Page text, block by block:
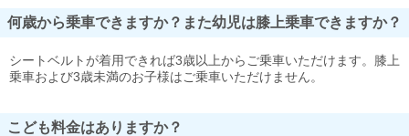
何歳から乗車できますか？また幼児は膝上乗車できますか？
シートベルトが着用できれば3歳以上からご乗車いただけます。膝上
乗車および3歳未満のお子様はご乗車いただけません。
こども料金はありますか？